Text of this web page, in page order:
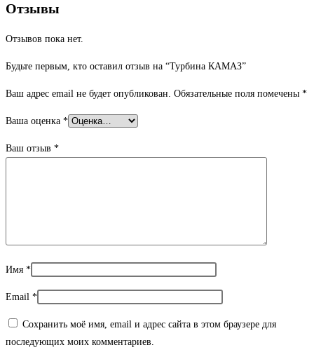
Отзывы
Отзывов пока нет.
Будьте первым, кто оставил отзыв на “Турбина КАМАЗ”
Ваш адрес email не будет опубликован. Обязательные поля помечены *
Ваша оценка *
Ваш отзыв *
Имя *
Email *
Сохранить моё имя, email и адрес сайта в этом браузере для
последующих моих комментариев.